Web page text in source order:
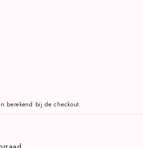
berekend bij de checkout.